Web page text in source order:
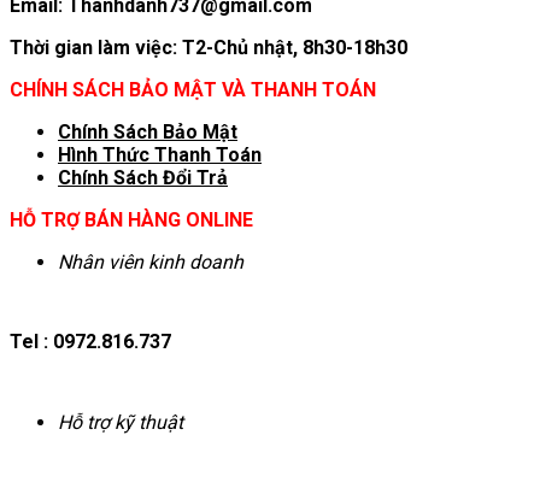
Email: Thanhdanh737@gmail.com
Thời gian làm việc: T2-Chủ nhật, 8h30-18h30
CHÍNH SÁCH BẢO MẬT VÀ THANH TOÁN
Chính Sách Bảo Mật
Hình Thức Thanh Toán
Chính Sách Đổi Trả
HỖ TRỢ BÁN HÀNG ONLINE
Nhân viên kinh doanh
Tel : 0972.816.737
Hỗ trợ kỹ thuật